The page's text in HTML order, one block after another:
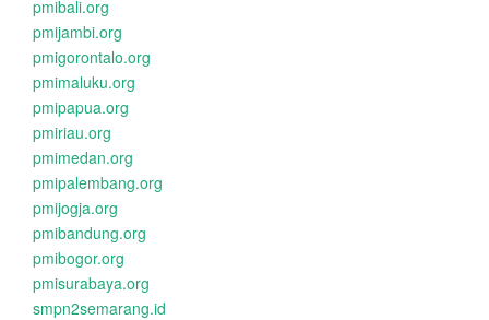
pmibali.org
pmijambi.org
pmigorontalo.org
pmimaluku.org
pmipapua.org
pmiriau.org
pmimedan.org
pmipalembang.org
pmijogja.org
pmibandung.org
pmibogor.org
pmisurabaya.org
smpn2semarang.id